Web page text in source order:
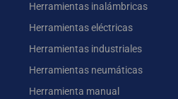
Herramientas inalámbricas
Herramientas eléctricas
Herramientas industriales
Herramientas neumáticas
Herramienta manual